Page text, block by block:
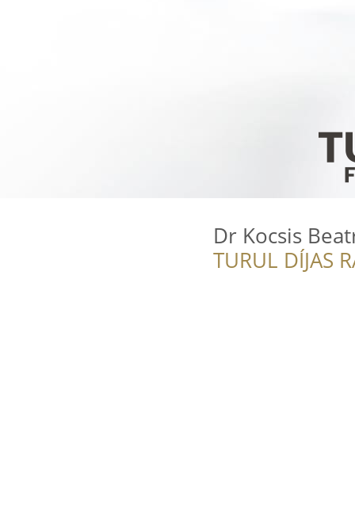
Dr Kocsis
TURUL DÍJAS